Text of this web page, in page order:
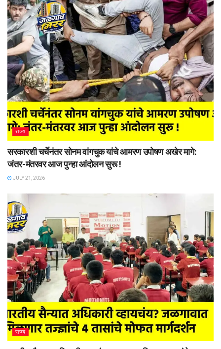
राज्य
सरकारशी चर्चेनंतर सोनम वांगचुक यांचे आमरण उपोषण अखेर मागे:
जंतर-मंतरवर आज पुन्हा आंदोलन सुरू !
JULY 21, 2026
राज्य